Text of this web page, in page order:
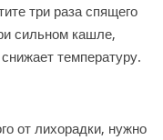
три раза спящего
сильном кашле,
температуру.
от лихорадки, нужно